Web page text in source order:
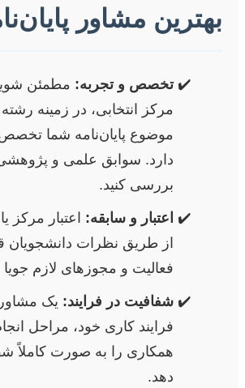
بهترین مشاور
تخصص و تجربه: مطمئن
مرکز انتخابی، در زمینه
موضوع پایان‌نامه شما
دارد. سوابق علمی و
بررسی کنید.
اعتبار و سابقه: اعتبار مرکز
از طریق نظرات دانشجویان
فعالیت و مجوزهای لازم
شفافیت در فرایند: یک
فرایند کاری خود، مراحل
همکاری را به صورت کاملاً
دهد.